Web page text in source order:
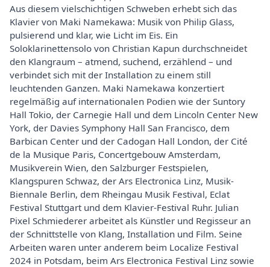
Aus diesem vielschichtigen Schweben erhebt sich das
Klavier von Maki Namekawa: Musik von Philip Glass,
pulsierend und klar, wie Licht im Eis. Ein
Soloklarinettensolo von Christian Kapun durchschneidet
den Klangraum – atmend, suchend, erzählend – und
verbindet sich mit der Installation zu einem still
leuchtenden Ganzen. Maki Namekawa konzertiert
regelmäßig auf internationalen Podien wie der Suntory
Hall Tokio, der Carnegie Hall und dem Lincoln Center New
York, der Davies Symphony Hall San Francisco, dem
Barbican Center und der Cadogan Hall London, der Cité
de la Musique Paris, Concertgebouw Amsterdam,
Musikverein Wien, den Salzburger Festspielen,
Klangspuren Schwaz, der Ars Electronica Linz, Musik-
Biennale Berlin, dem Rheingau Musik Festival, Eclat
Festival Stuttgart und dem Klavier-Festival Ruhr. Julian
Pixel Schmiederer arbeitet als Künstler und Regisseur an
der Schnittstelle von Klang, Installation und Film. Seine
Arbeiten waren unter anderem beim Localize Festival
2024 in Potsdam, beim Ars Electronica Festival Linz sowie